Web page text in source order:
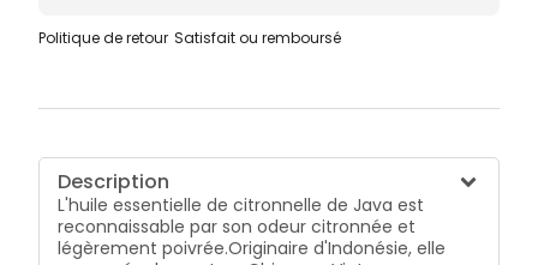
Politique de retour Satisfait ou remboursé
Description
L'huile essentielle de citronnelle de Java est
reconnaissable par son odeur citronnée et
légèrement poivrée.Originaire d'Indonésie, elle